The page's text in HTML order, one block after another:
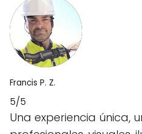
Francis P. Z.
5/5
Una experiencia única,